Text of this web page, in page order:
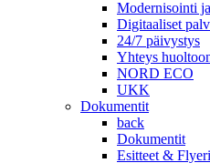
Modernisointi
Digitaaliset
24/7 päivystys
Yhteys
NORD ECO
UKK
Dokumentit
back
Dokumentit
Esitteet &